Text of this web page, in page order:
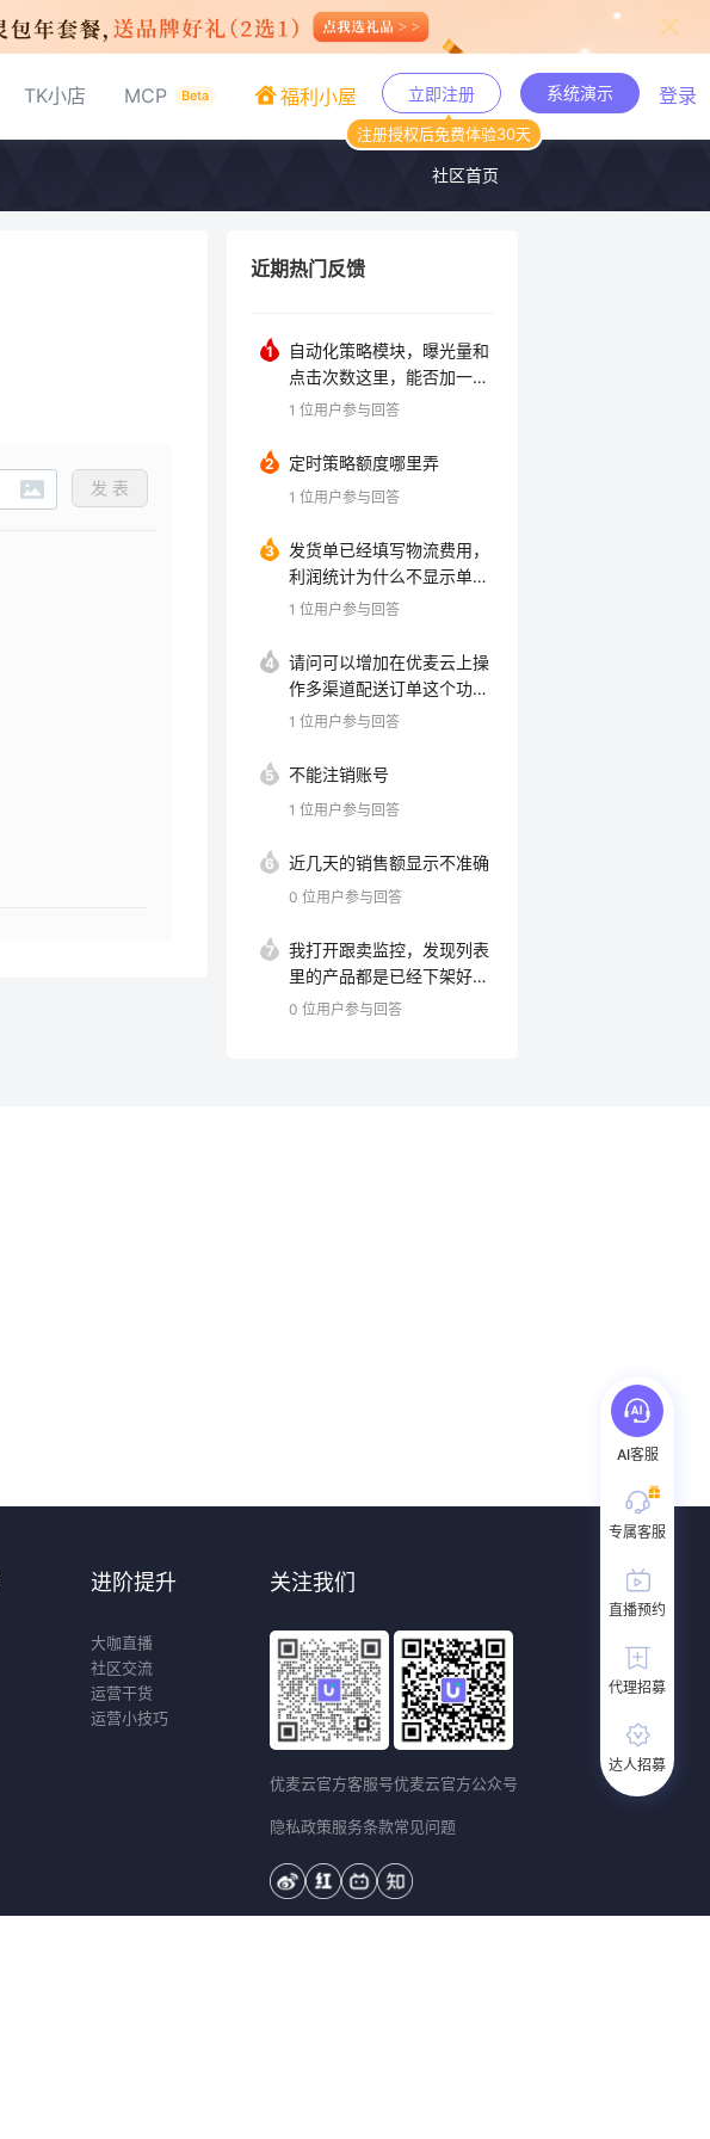
TK小店 MCP Beta 福利小屋 立即注册 系统演示 登录
社区首页
发 表
近期热门反馈
1
自动化策略模块，曝光量和
点击次数这里，能否加一个
百分比选项，例如这个广告
000次，其中首页1000
0次，商品页7000次。 那
果其余位置+搜索结果首页
的次数占比低于50的时
候， 我就在相应位置加bi
实现。
1 位用户参与回答
2 定时策略额度哪里弄
1 位用户参与回答
3
发货单已经填写物流费用，
利润统计为什么不显示单个
Asin的头程物流
1 位用户参与回答
4
请问可以增加在优麦云上操
作多渠道配送订单这个功能
吗
1 位用户参与回答
5 不能注销账号
1 位用户参与回答
6 近几天的销售额显示不准确
0 位用户参与回答
7
我打开跟卖监控，发现列表
里的产品都是已经下架好久
的，在售的反而一个没更新
0 位用户参与回答
进阶提升
大咖直播
社区交流
运营干货
运营小技巧
关注我们
优麦云官方客服号优麦云官方公众号
隐私政策服务条款常见问题
AI客服
专属客服
直播预约
代理招募
达人招募
注册授权后免费体验30天